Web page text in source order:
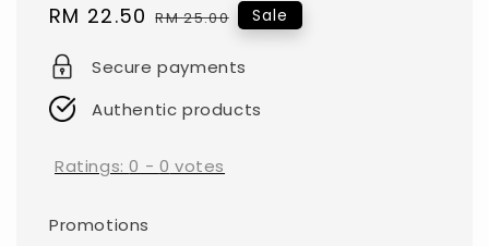
Sale
RM 22.50 Regular
RM 25.00 Sale
Secure payments
Authentic products
Ratings:0 - 0 votes
Promotions